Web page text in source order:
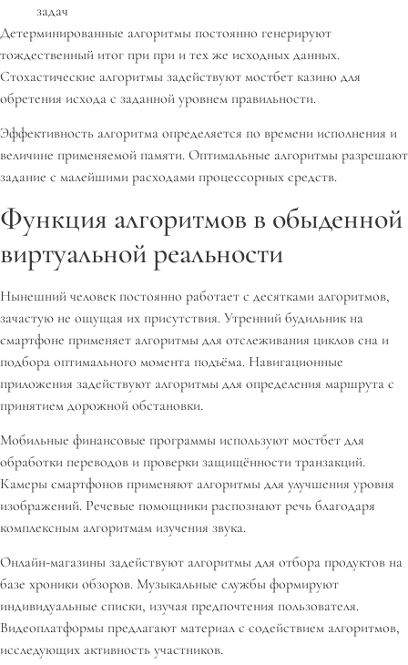
задач
Детерминированные алгоритмы постоянно генерируют
тождественный итог при при и тех же исходных данных.
Стохастические алгоритмы задействуют мостбет казино для
обретения исхода с заданной уровнем правильности.
Эффективность алгоритма определяется по времени исполнения и
величине применяемой памяти. Оптимальные алгоритмы разрешают
задание с малейшими расходами процессорных средств.
Функция алгоритмов в обыденной
виртуальной реальности
Нынешний человек постоянно работает с десятками алгоритмов,
зачастую не ощущая их присутствия. Утренний будильник на
смартфоне применяет алгоритмы для отслеживания циклов сна и
подбора оптимального момента подъёма. Навигационные
приложения задействуют алгоритмы для определения маршрута с
принятием дорожной обстановки.
Мобильные финансовые программы используют мостбет для
обработки переводов и проверки защищённости транзакций.
Камеры смартфонов применяют алгоритмы для улучшения уровня
изображений. Речевые помощники распознают речь благодаря
комплексным алгоритмам изучения звука.
Онлайн-магазины задействуют алгоритмы для отбора продуктов на
базе хроники обзоров. Музыкальные службы формируют
индивидуальные списки, изучая предпочтения пользователя.
Видеоплатформы предлагают материал с содействием алгоритмов,
исследующих активность участников.